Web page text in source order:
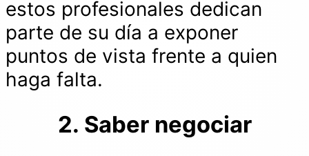
estos profesionales dedican
parte de su día a exponer
puntos de vista frente a quien
haga falta.
2. Saber negociar